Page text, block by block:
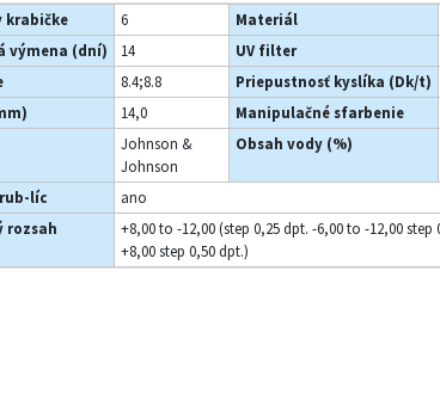
krabičke 6 Materiál
výmena (dní)
14 UV filter
8.4;8.8 Priepustnosť kyslíka (Dk/t)
14,0 Manipulačné sfarbenie
Johnson &
Johnson
Obsah vody (%)
líc
ano
rozsah
+8,00 to -12,00 (step 0,25 dpt. -6,00 to -12,00 step
+8,00 step 0,50 dpt.)